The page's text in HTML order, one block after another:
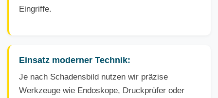
Eingriffe.
Einsatz moderner Technik:
Je nach Schadensbild nutzen wir präzise
Werkzeuge wie Endoskope, Druckprüfer oder